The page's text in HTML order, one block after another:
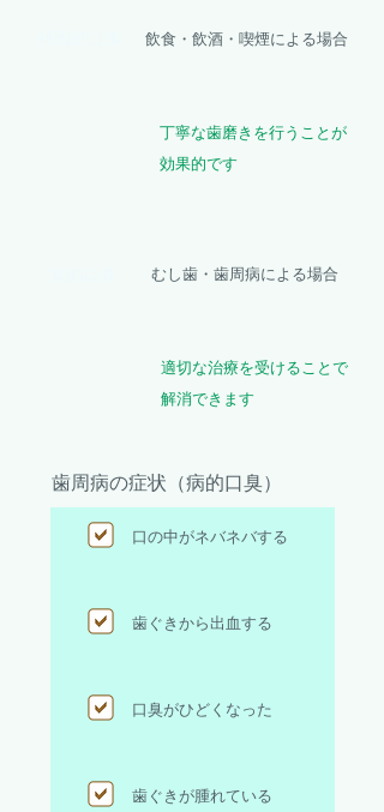
飲食・飲酒・喫煙による場合
丁寧な歯磨きを行うことが
効果的です
むし歯・ 歯周病による場合
適切な治療を受けることで
解消できます
歯周病の症状 ​（病的口臭）
口の中がネバネバする
歯ぐきから出血する
口臭がひどくなった
歯ぐきが腫れている